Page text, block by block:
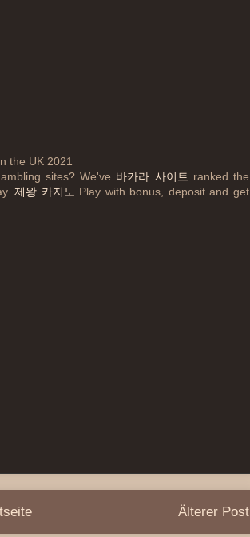
the UK 2021
sites? We've 바카라 사이트 ranked the
제왕 카지노 Play with bonus, deposit and get
Älterer Post